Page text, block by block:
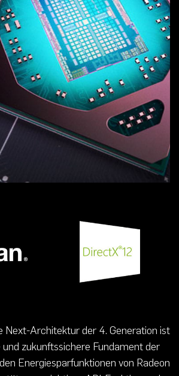
Next-Architektur der 4. Generation ist
zukunftssichere Fundament der
Energiesparfunktionen von Radeon